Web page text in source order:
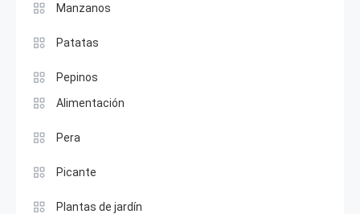
Manzanos
Patatas
Pepinos
Alimentación
Pera
Picante
Plantas de jardín